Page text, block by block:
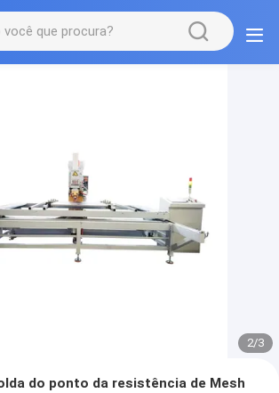
2/3
do ponto da resistência de Mesh